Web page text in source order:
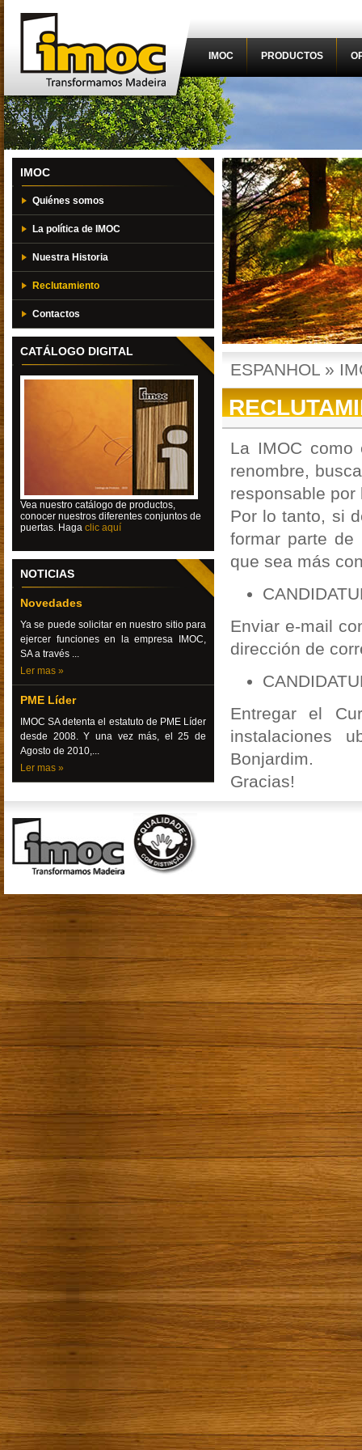
IMOC PRODUCTOS
IMOC
Quiénes somos
La política de IMOC
Nuestra Historia
Reclutamiento
Contactos
CATÁLOGO DIGITAL
Vea nuestro catálogo de productos,
conocer nuestros diferentes conjuntos de
puertas. Haga clic aquí
NOTICIAS
Novedades
Ya se puede solicitar en nuestro sitio para
ejercer funciones en la empresa IMOC,
SA a través ...
Ler mas »
PME Líder
IMOC SA detenta el estatuto de PME Líder
desde 2008. Y una vez más, el 25 de
Agosto de 2010,...
Ler mas »
ESPANHOL »
La IMOC como
renombre,
responsable
Por lo tanto, si
formar parte de
que sea más
Enviar e-mail
dirección de
Entregar el
instalaciones
Bonjardim.
Gracias!